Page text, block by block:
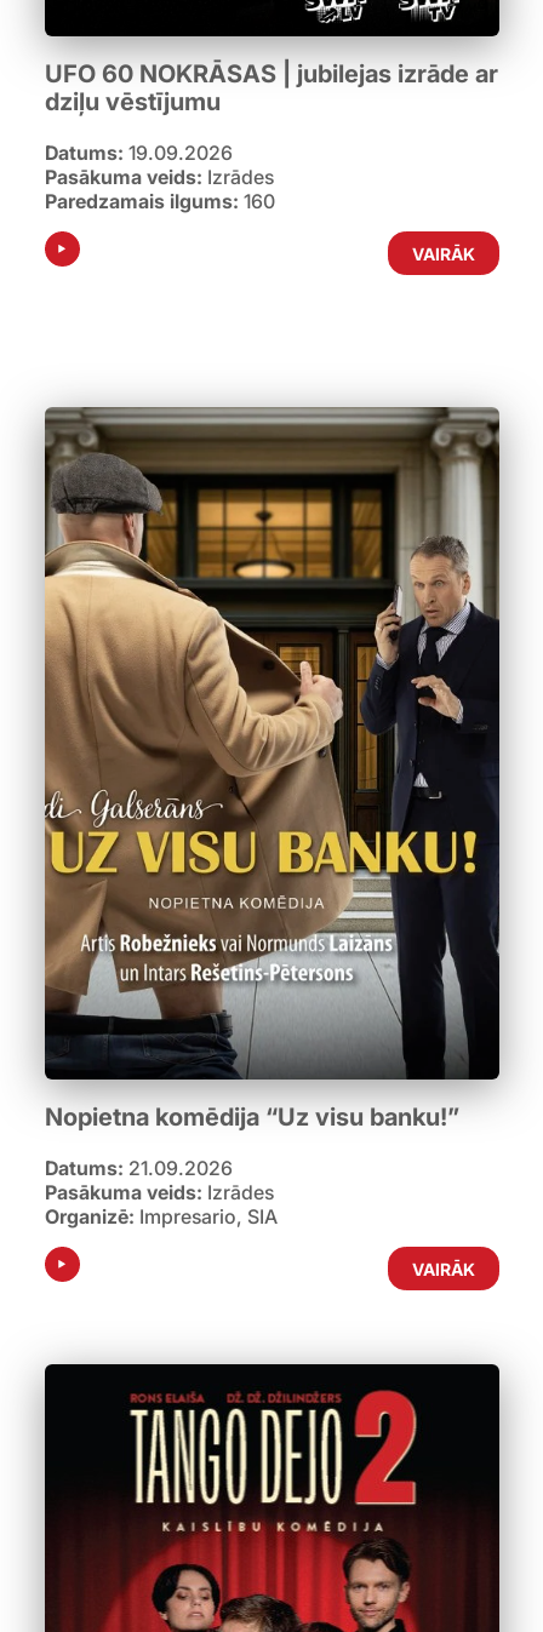
UFO 60 NOKRĀSAS | jubilejas izrāde ar
dziļu vēstījumu
Datums: 19.09.2026
Pasākuma veids: Izrādes
Paredzamais ilgums: 160
VAIRĀK
Nopietna komēdija “Uz visu banku!”
Datums: 21.09.2026
Pasākuma veids: Izrādes
Organizē: Impresario, SIA
VAIRĀK